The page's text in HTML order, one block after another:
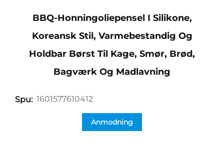
BBQ-Honningoliepensel I Silikone,
Koreansk Stil, Varmebestandig Og
Holdbar Børst Til Kage, Smør, Brød,
Bagværk Og Madlavning
Spu: 1601577610412
Anmodning